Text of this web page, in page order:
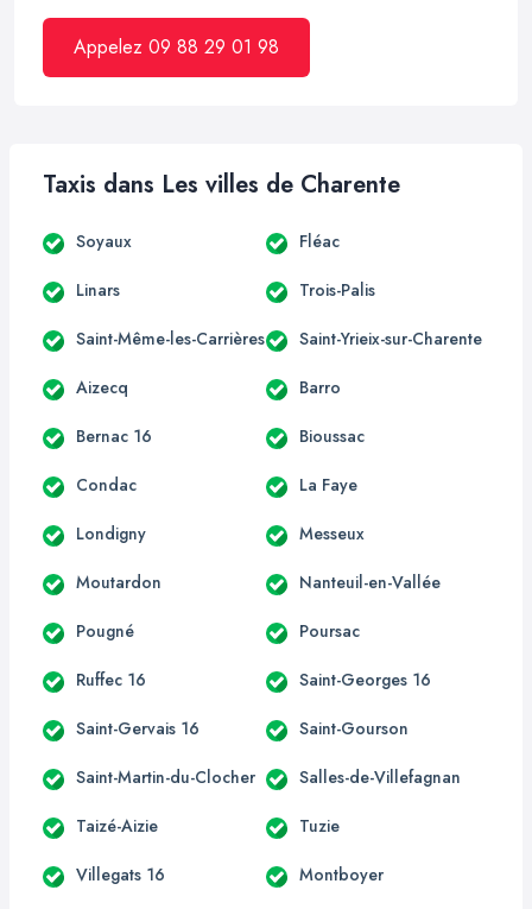
Appelez 09 88 29 01 98
Taxis dans Les villes de Charente
Soyaux Fléac
Linars Trois-Palis
Saint-Même-les-Carrières Saint-Yrieix-sur-Charente
Aizecq Barro
Bernac 16 Bioussac
Condac La Faye
Londigny Messeux
Moutardon Nanteuil-en-Vallée
Pougné Poursac
Ruffec 16 Saint-Georges 16
Saint-Gervais 16 Saint-Gourson
Saint-Martin-du-Clocher Salles-de-Villefagnan
Taizé-Aizie Tuzie
Villegats 16 Montboyer